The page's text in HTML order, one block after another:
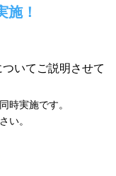
施！
いてご説明させて
時実施です。
い。